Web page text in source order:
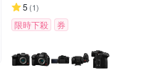
5 (1)
限時下殺 券